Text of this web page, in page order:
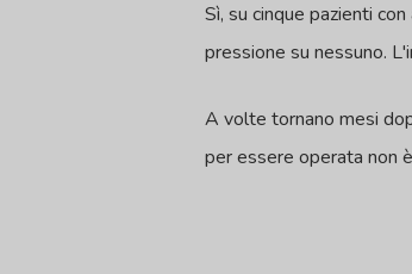
Sì, su cinque pazienti
pressione su nessuno.
A volte tornano mesi
per essere operata non